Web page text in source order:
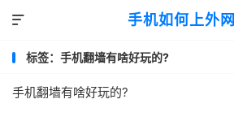
手机如何上外网

标签：手机翻墙有啥好玩的?
手机翻墙有啥好玩的?